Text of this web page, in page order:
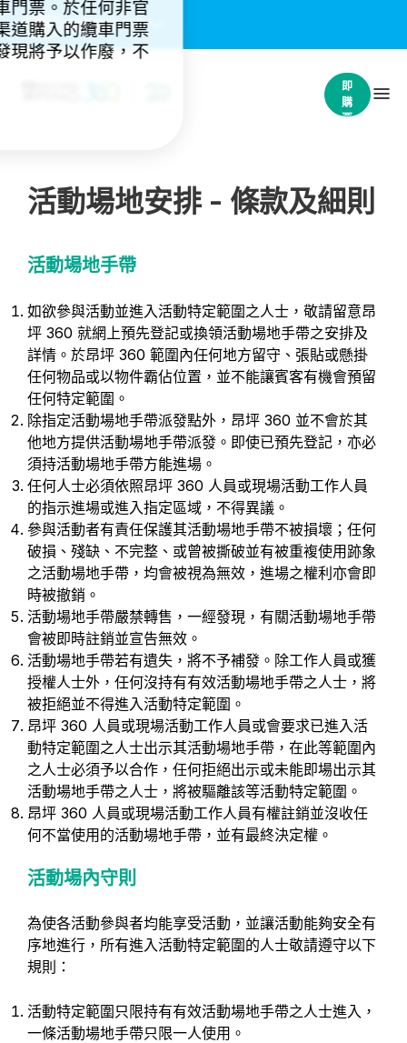
重要通知：(4)
立
即
購
票
門票。於任何非官
道購入的纜車門票
現將予以作廢，不
活動場地安排 - 條款及細則
活動場地手帶
如欲參與活動並進入活動特定範圍之人士，敬請留意昂
坪 360 就網上預先登記或換領活動場地手帶之安排及
詳情。於昂坪 360 範圍內任何地方留守、張貼或懸掛
任何物品或以物件霸佔位置，並不能讓賓客有機會預留
任何特定範圍。
除指定活動場地手帶派發點外，昂坪 360 並不會於其
他地方提供活動場地手帶派發。即使已預先登記，亦必
須持活動場地手帶方能進場。
任何人士必須依照昂坪 360 人員或現場活動工作人員
的指示進場或進入指定區域，不得異議。
參與活動者有責任保護其活動場地手帶不被損壞；任何
破損、殘缺、不完整、或曾被撕破並有被重複使用跡象
之活動場地手帶，均會被視為無效，進場之權利亦會即
時被撤銷。
活動場地手帶嚴禁轉售，一經發現，有關活動場地手帶
會被即時註銷並宣告無效。
活動場地手帶若有遺失，將不予補發。除工作人員或獲
授權人士外，任何沒持有有效活動場地手帶之人士，將
被拒絕並不得進入活動特定範圍。
昂坪 360 人員或現場活動工作人員或會要求已進入活
動特定範圍之人士出示其活動場地手帶，在此等範圍內
之人士必須予以合作，任何拒絕出示或未能即場出示其
活動場地手帶之人士，將被驅離該等活動特定範圍。
昂坪 360 人員或現場活動工作人員有權註銷並沒收任
何不當使用的活動場地手帶，並有最終決定權。
活動場內守則
為使各活動參與者均能享受活動，並讓活動能夠安全有
序地進行，所有進入活動特定範圍的人士敬請遵守以下
規則：
活動特定範圍只限持有有效活動場地手帶之人士進入，
一條活動場地手帶只限一人使用。